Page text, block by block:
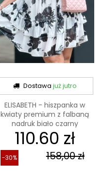
Dostawa już jutro
ELISABETH - hiszpanka w
kwiaty premium z falbaną
nadruk biało czarny
110.60 zł
158,00 zł
-30%